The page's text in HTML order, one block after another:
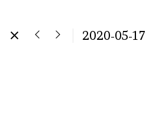
2020-05-17